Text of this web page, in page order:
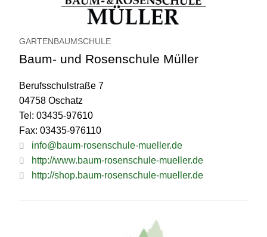
GARTENBAUMSCHULE
Baum- und Rosenschule Müller
Berufsschulstraße 7
04758 Oschatz
Tel: 03435-97610
Fax: 03435-976110
info@baum-rosenschule-mueller.de
http://www.baum-rosenschule-mueller.de
http://shop.baum-rosenschule-mueller.de